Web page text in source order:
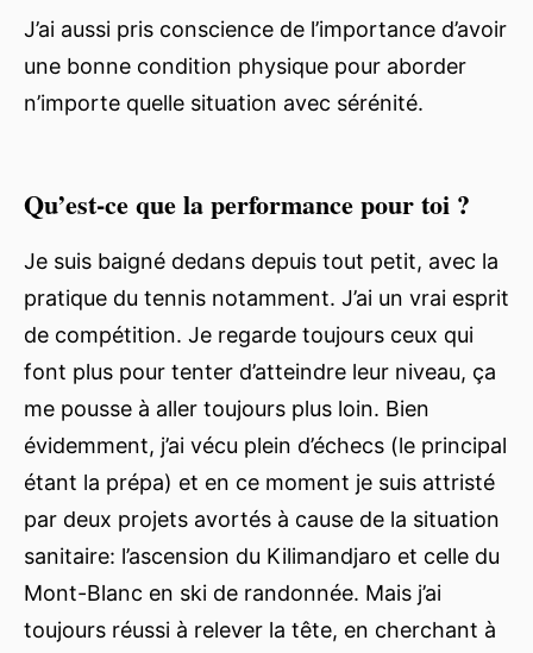
J’ai aussi pris conscience de l’importance d’avoir
une bonne condition physique pour aborder
n’importe quelle situation avec sérénité.
Qu’est-ce que la performance pour toi ?
Je suis baigné dedans depuis tout petit, avec la
pratique du tennis notamment. J’ai un vrai esprit
de compétition. Je regarde toujours ceux qui
font plus pour tenter d’atteindre leur niveau, ça
me pousse à aller toujours plus loin. Bien
évidemment, j’ai vécu plein d’échecs (le principal
étant la prépa) et en ce moment je suis attristé
par deux projets avortés à cause de la situation
sanitaire: l’ascension du Kilimandjaro et celle du
Mont-Blanc en ski de randonnée. Mais j’ai
toujours réussi à relever la tête, en cherchant à